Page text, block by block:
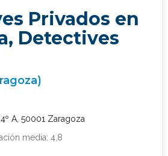
Privados en
Detectives
A, 50001 Zaragoza
media: 4,8